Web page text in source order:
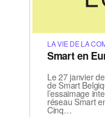
LA VIE DE LA
Smart en
Le 27 janvier
de Smart
l’essaimage
réseau Smart
Cinq…